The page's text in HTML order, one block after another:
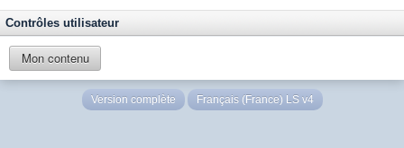
Contrôles utilisateur
Mon contenu
Version complète Français (France) LS v4